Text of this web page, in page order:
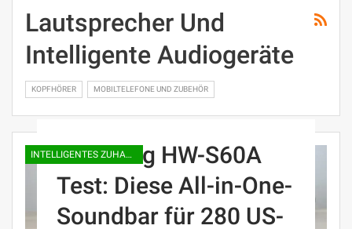
Lautsprecher Und
Intelligente Audiogeräte
KOPFHÖRER MOBILTELEFONE UND ZUBEHÖR
INTELLIGENTES ZUHAUSE
Samsung HW-S60A
Test: Diese All-in-One-
Soundbar für 280 US-